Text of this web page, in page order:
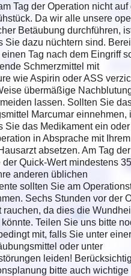
Tag der Operation nicht auf
Da wir alle unsere
Betäubung durchführen,
Sie dazu nüchtern sind.
Tag nach dem Eingriff
Schmerzmittel mit
wie Aspirin oder ASS
übermäßige
lassen. Sollten Sie
Marcumar einnehmen,
Sie das Medikament ein
in Absprache mit Ihrem
absetzen. Am Tag der
Quick-Wert mindestens
anderen üblichen
sollten Sie am
Sechs Stunden vor der
rauchen, da dies die
Teilen Sie uns bitte
mit, falls Sie unter
oder unter
leiden!
bitte auch wichtige